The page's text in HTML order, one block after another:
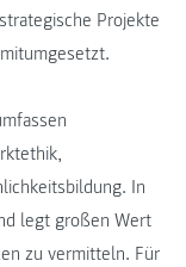
Projekte
In
legt großen Wert
zu vermitteln. Für